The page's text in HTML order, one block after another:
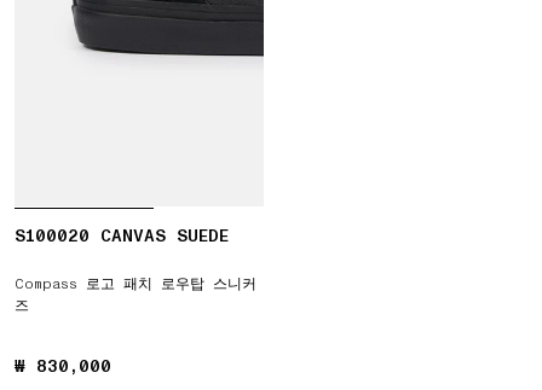
S100020 CANVAS SUEDE
Compass 로고 패치 로우탑 스니커
즈
₩ 830,000
₩ 830,000